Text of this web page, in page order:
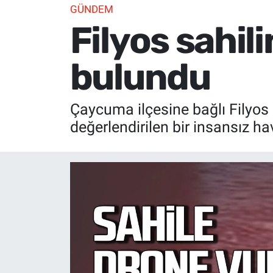
GÜNDEM
Filyos
bulundu
Çaycuma ilçesine bağlı
değerlendirilen bir insansız